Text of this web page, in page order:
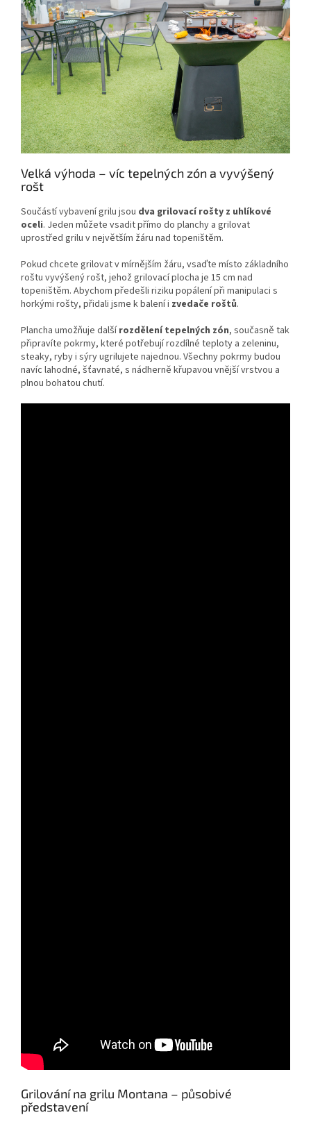
Velká výhoda – víc tepelných zón a vyvýšený
rošt
Součástí vybavení grilu jsou dva grilovací rošty z uhlíkové
oceli. Jeden můžete vsadit přímo do planchy a grilovat
uprostřed grilu v největším žáru nad topeništěm.
Pokud chcete grilovat v mírnějším žáru, vsaďte místo základního
roštu vyvýšený rošt, jehož grilovací plocha je 15 cm nad
topeništěm. Abychom předešli riziku popálení při manipulaci s
horkými rošty, přidali jsme k balení i zvedače roštů.
Plancha umožňuje dalšírozdělení tepelných zón, současně tak
připravíte pokrmy, které potřebují rozdílné teploty a zeleninu,
steaky, ryby i sýry ugrilujete najednou. Všechny pokrmy budou
navíc lahodné, šťavnaté, s nádherně křupavou vnější vrstvou a
plnou bohatou chutí.
Grilování na grilu Montana – působivé
představení